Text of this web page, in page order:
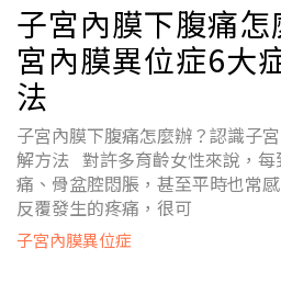
子宮內膜下腹痛
宮內膜異位症6大
法
子宮內膜下腹痛怎麼辦？認識子
解方法 對許多育齡女性來說，每
痛、骨盆腔悶脹，甚至平時也常
反覆發生的疼痛，很可
子宮內膜異位症